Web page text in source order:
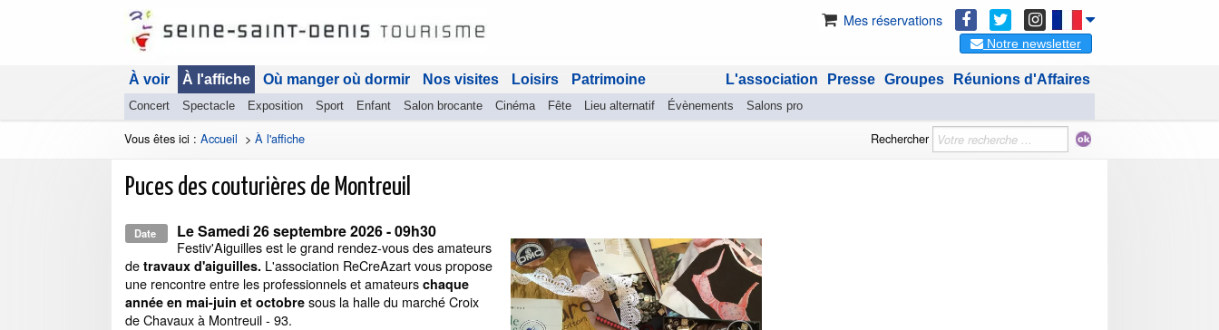
Mes réservations
Notre newsletter
À voir À l'affiche
Concert Spectacle Exposition Sport Enfant Salon brocante Cinéma Fête Lieu alternatif Évènements Salons pro
Où manger où dormir Nos visites Loisirs Patrimoine Réunions d'Affaires
Groupes
Presse
L'association
Vous êtes ici : Accueil > À l'affiche Rechercher
Puces des couturières de Montreuil
Date LeSamedi 26 septembre 2026- 09h30
Festiv'Aiguilles est le grand rendez-vous des amateurs
de travaux d'aiguilles. L'association ReCreAzart vous propose
une rencontre entre les professionnels et amateurs chaque
année en mai-juin et octobre sous la halle du marché Croix
de Chavaux à Montreuil - 93.